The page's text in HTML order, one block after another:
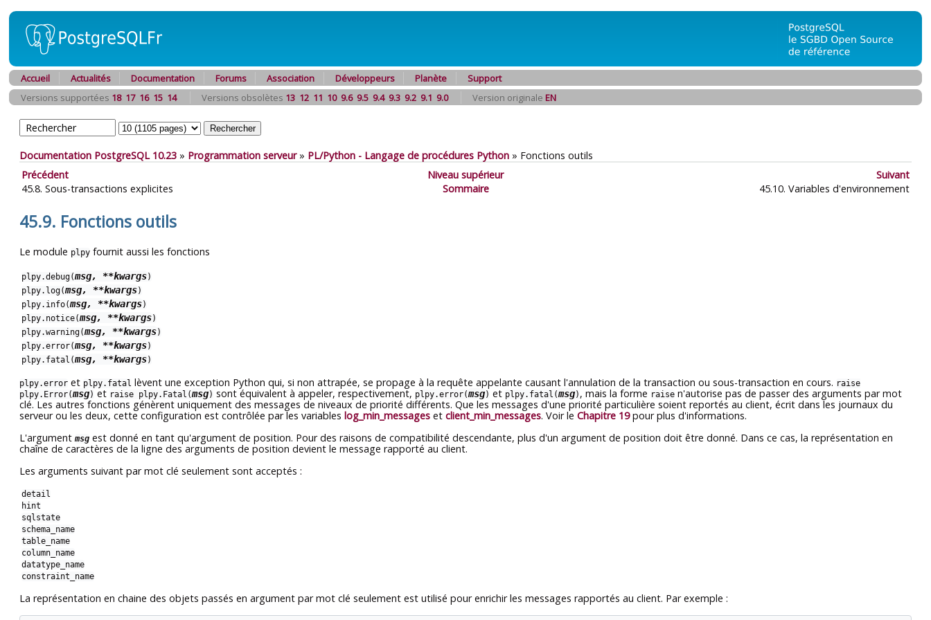
Accueil Actualités Documentation Forums Association Développeurs Planète
Support
Versions supportées 18 17 16 15 14 Versions obsolètes 13 12 11 10 9.6 9.5 9.4 9.3 9.2 9.1 9.0 Version originale EN
Documentation PostgreSQL 10.23 » Programmation serveur» PL/Python - Langage de procédures Python » Fonctions outils
Précédent
Niveau supérieur
Suivant
45.8. Sous-transactions explicites
Sommaire 45.10. Variables d'environnement
45.9. Fonctions outils
Le module plpy fournit aussi les fonctions
plpy.debug(msg, **kwargs)
plpy.log(msg, **kwargs)
plpy.info(msg, **kwargs)
plpy.notice(msg, **kwargs)
plpy.warning(msg, **kwargs)
plpy.error(msg, **kwargs)
plpy.fatal(msg, **kwargs)
plpy.error et plpy.fatal lèvent une exception Python qui, si non attrapée, se propage à la requête appelante causant l'annulation de la transaction ou sous-transaction en cours. raise
plpy.Error(msg) et raise plpy.Fatal(msg) sont équivalent à appeler, respectivement, plpy.error(msg) et plpy.fatal(msg) , mais la forme raise n'autorise pas de passer des arguments par mot
clé. Les autres fonctions génèrent uniquement des messages de niveaux de priorité différents. Que les messages d'une priorité particulière soient reportés au client, écrit dans les journaux du
serveur ou les deux, cette configuration est contrôlée par les variables log_min_messages et client_min_messages. Voir le Chapitre 19pour plus d'informations.
L'argument msg est donné en tant qu'argument de position. Pour des raisons de compatibilité descendante, plus d'un argument de position doit être donné. Dans ce cas, la représentation en
chaîne de caractères de la ligne des arguments de position devient le message rapporté au client.
Les arguments suivant par mot clé seulement sont acceptés :
detail
hint
sqlstate
schema_name
table_name
column_name
datatype_name
constraint_name
La représentation en chaine des objets passés en argument par mot clé seulement est utilisé pour enrichir les messages rapportés au client. Par exemple :